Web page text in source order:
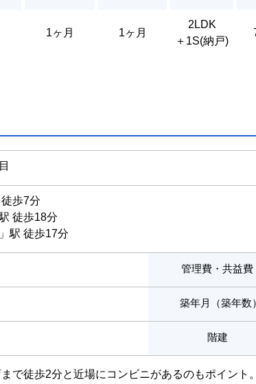
1ヶ月 1ヶ月
2LDK
＋1S(納戸)
徒歩7分
徒歩18分
」駅 徒歩17分
管理費・共益費
築年月（築年数）
階建
で徒歩2分と近場にコンビニがあるのもポイン